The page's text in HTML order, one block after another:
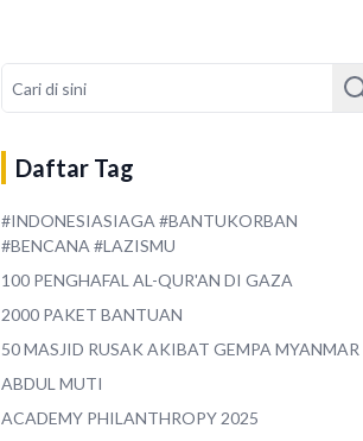
Daftar Tag
#INDONESIASIAGA #BANTUKORBAN
#BENCANA #LAZISMU
100 PENGHAFAL AL-QUR'AN DI GAZA
2000 PAKET BANTUAN
50 MASJID RUSAK AKIBAT GEMPA MYANMAR
ABDUL MUTI
ACADEMY PHILANTHROPY 2025